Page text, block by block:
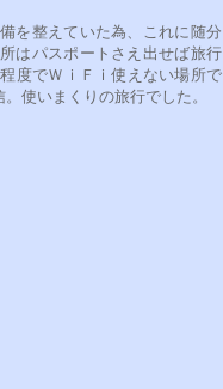
を整えていた為、これに随分
はパスポートさえ出せば旅行
度でＷｉＦｉ使えない場所で
使いまくりの旅行でした。